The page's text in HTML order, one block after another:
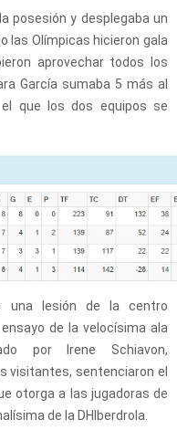
posesión y desplegaba un
las Olímpicas hicieron gala
aprovechar todos los
García sumaba 5 más al
que los dos equipos se
una lesión de la centro
de la velocísima ala
por Irene Schiavon,
visitantes, sentenciaron el
otorga a las jugadoras de
de la DHIberdrola.